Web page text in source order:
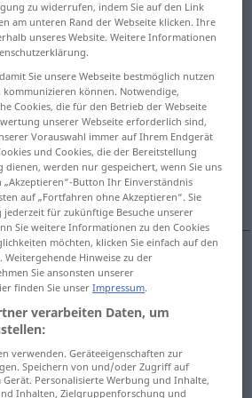
anklicken/antippen)
in rovina deperire
scadere
verfallenGebäude
zu widerrufen, indem Sie auf den Link
am unteren Rand der Webseite klicken. Ihre
unseres Website. Weitere Informationen
Sie unsere Webseite bestmöglich nutzen
können. Notwendige,
Cookies, die für den Betrieb der Webseite
unserer Webseite erforderlich sind,
Vorauswahl immer auf Ihrem Endgerät
und Cookies, die der Bereitstellung
dienen, werden nur gespeichert, wenn Sie uns
Button Ihr Einverständnis
auf „Fortfahren ohne Akzeptieren“. Sie
für zukünftige Besuche unserer
Sie weitere Informationen zu den Cookies
möchten, klicken Sie einfach auf den
Hinweise zu der
Sie ansonsten unserer
finden Sie unserImpressum.
verarbeiten Daten, um
verwenden. Geräteeigenschaften zur
Speichern von und/oder Zugriff auf
Personalisierte Werbung und Inhalte,
Inhalten, Zielgruppenforschung und